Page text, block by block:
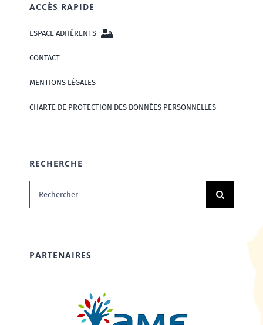
ACCÈS RAPIDE
ESPACE ADHÉRENTS
CONTACT
MENTIONS LÉGALES
CHARTE DE PROTECTION DES DONNÉES PERSONNELLES
RECHERCHE
Rechercher:
PARTENAIRES